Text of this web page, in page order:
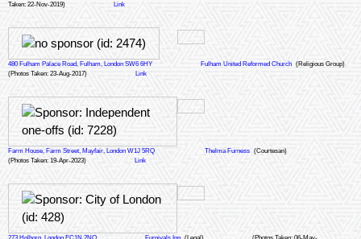
Taken: 22-Nov-2019)
Link
480 Fulham Palace Road, Fulham, London SW6 6HY Fulham United Reformed Church (Religious Group)
(Photos Taken: 23-Aug-2017)
Link
Farm House, Farm Street, Mayfair, London W1J 5RQ Thelma Furness (Courtesan)
(Photos Taken: 19-Apr-2023)
Link